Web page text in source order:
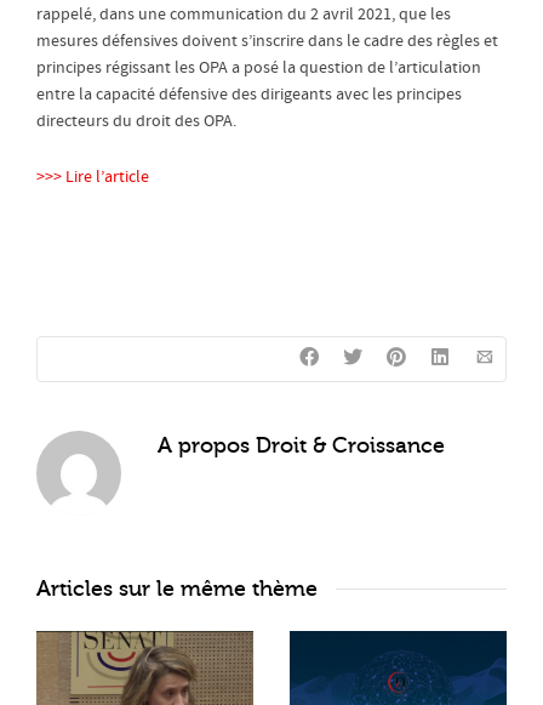
rappelé, dans une communication du 2 avril 2021, que les
mesures défensives doivent s’inscrire dans le cadre des règles et
principes régissant les OPA a posé la question de l’articulation
entre la capacité défensive des dirigeants avec les principes
directeurs du droit des OPA.
>>> Lire l’article
A propos Droit & Croissance
Articles sur le même thème